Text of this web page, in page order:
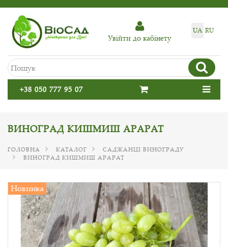
UA RU
Увiйти до кабiнету
+38 050 777 95 07
ВИНОГРАД КИШМИШ АРАРАТ
ГОЛОВНА КАТАЛОГ
САДЖАНЦІ ВИНОГРАДУ
ВИНОГРАД КИШМИШ АРАРАТ
Новинка